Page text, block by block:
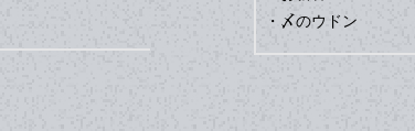
・〆のウドン